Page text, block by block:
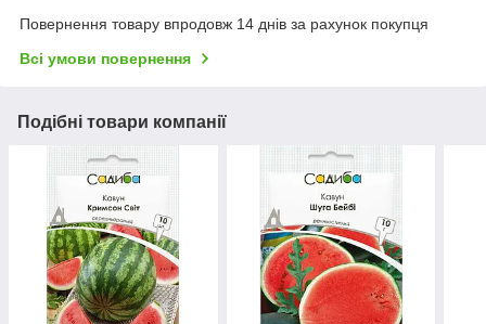
Повернення товару впродовж 14 днів за рахунок покупця
Всі умови повернення
Подібні товари компанії